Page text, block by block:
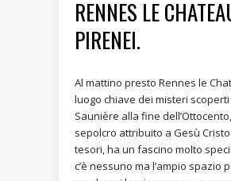
RENNES LE
PIRENEI.
Al mattino presto Rennes le
luogo chiave dei misteri scoperti
Saunière alla fine
sepolcro attribuito a Gesù
tesori, ha un fascino molto
c’è nessuno ma l’ampio spazio